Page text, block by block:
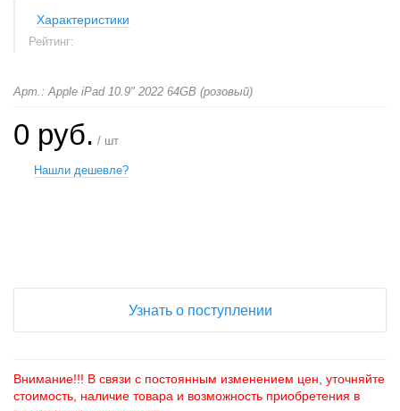
Характеристики
Рейтинг:
Арт.: Apple iPad 10.9" 2022 64GB (розовый)
0 руб. / шт
Нашли дешевле?
Узнать о поступлении
Внимание!!! В связи с постоянным изменением цен, уточняйте
стоимость, наличие товара и возможность приобретения в